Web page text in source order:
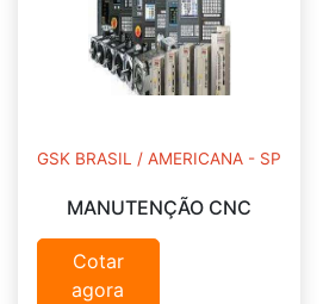
GSK BRASIL / AMERICANA - SP
MANUTENÇÃO CNC
Cotar
agora